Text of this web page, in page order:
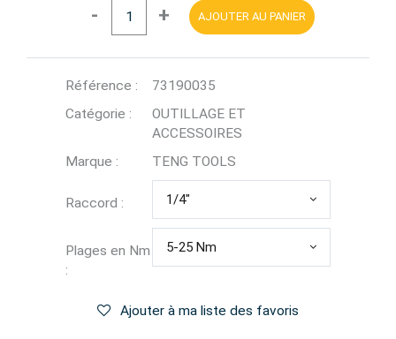
- + AJOUTER AU PANIER
Référence :
73190035
Catégorie :
OUTILLAGE ET
ACCESSOIRES
Marque :
TENG TOOLS
Raccord : 1/4"
Plages en Nm
:
5-25 Nm
Ajouter à ma liste des favoris